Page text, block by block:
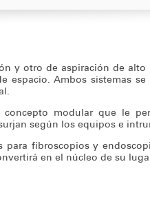
y otro de aspiración de
espacio. Ambos sistemas
modular que le
según los equipos e
fibroscopios y
en el núcleo de su